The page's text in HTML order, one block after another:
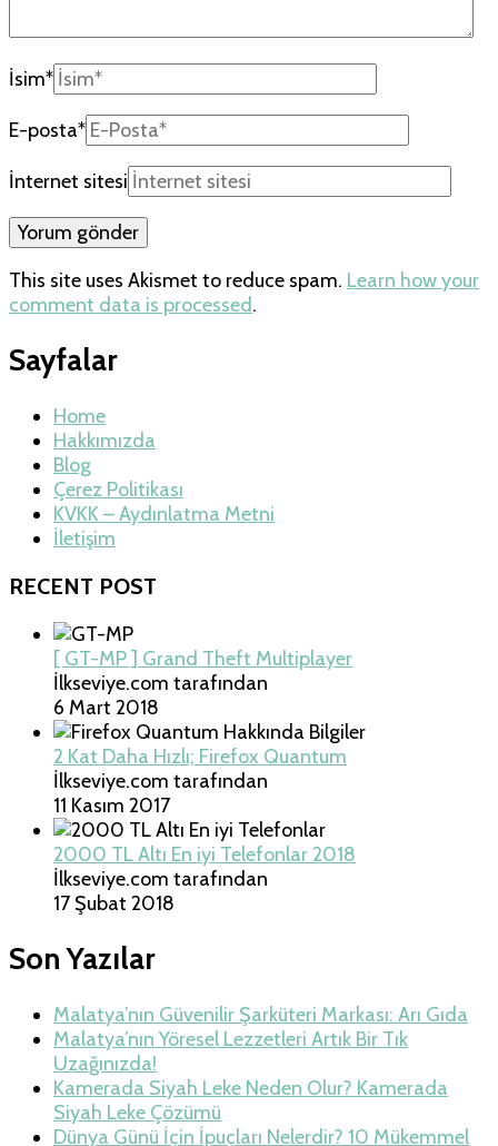
İsim*
E-posta*
İnternet sitesi
This site uses Akismet to reduce spam. Learn how your
comment data is processed.
Sayfalar
Home
Hakkımızda
Blog
Çerez Politikası
KVKK – Aydınlatma Metni
İletişim
RECENT POST
[ GT-MP ] Grand Theft Multiplayer
İlkseviye.com tarafından
6 Mart 2018
2 Kat Daha Hızlı; Firefox Quantum
İlkseviye.com tarafından
11 Kasım 2017
2000 TL Altı En iyi Telefonlar 2018
İlkseviye.com tarafından
17 Şubat 2018
Son Yazılar
Malatya’nın Güvenilir Şarküteri Markası: Arı Gıda
Malatya’nın Yöresel Lezzetleri Artık Bir Tık
Uzağınızda!
Kamerada Siyah Leke Neden Olur? Kamerada
Siyah Leke Çözümü
Dünya Günü İçin İpuçları Nelerdir? 10 Mükemmel